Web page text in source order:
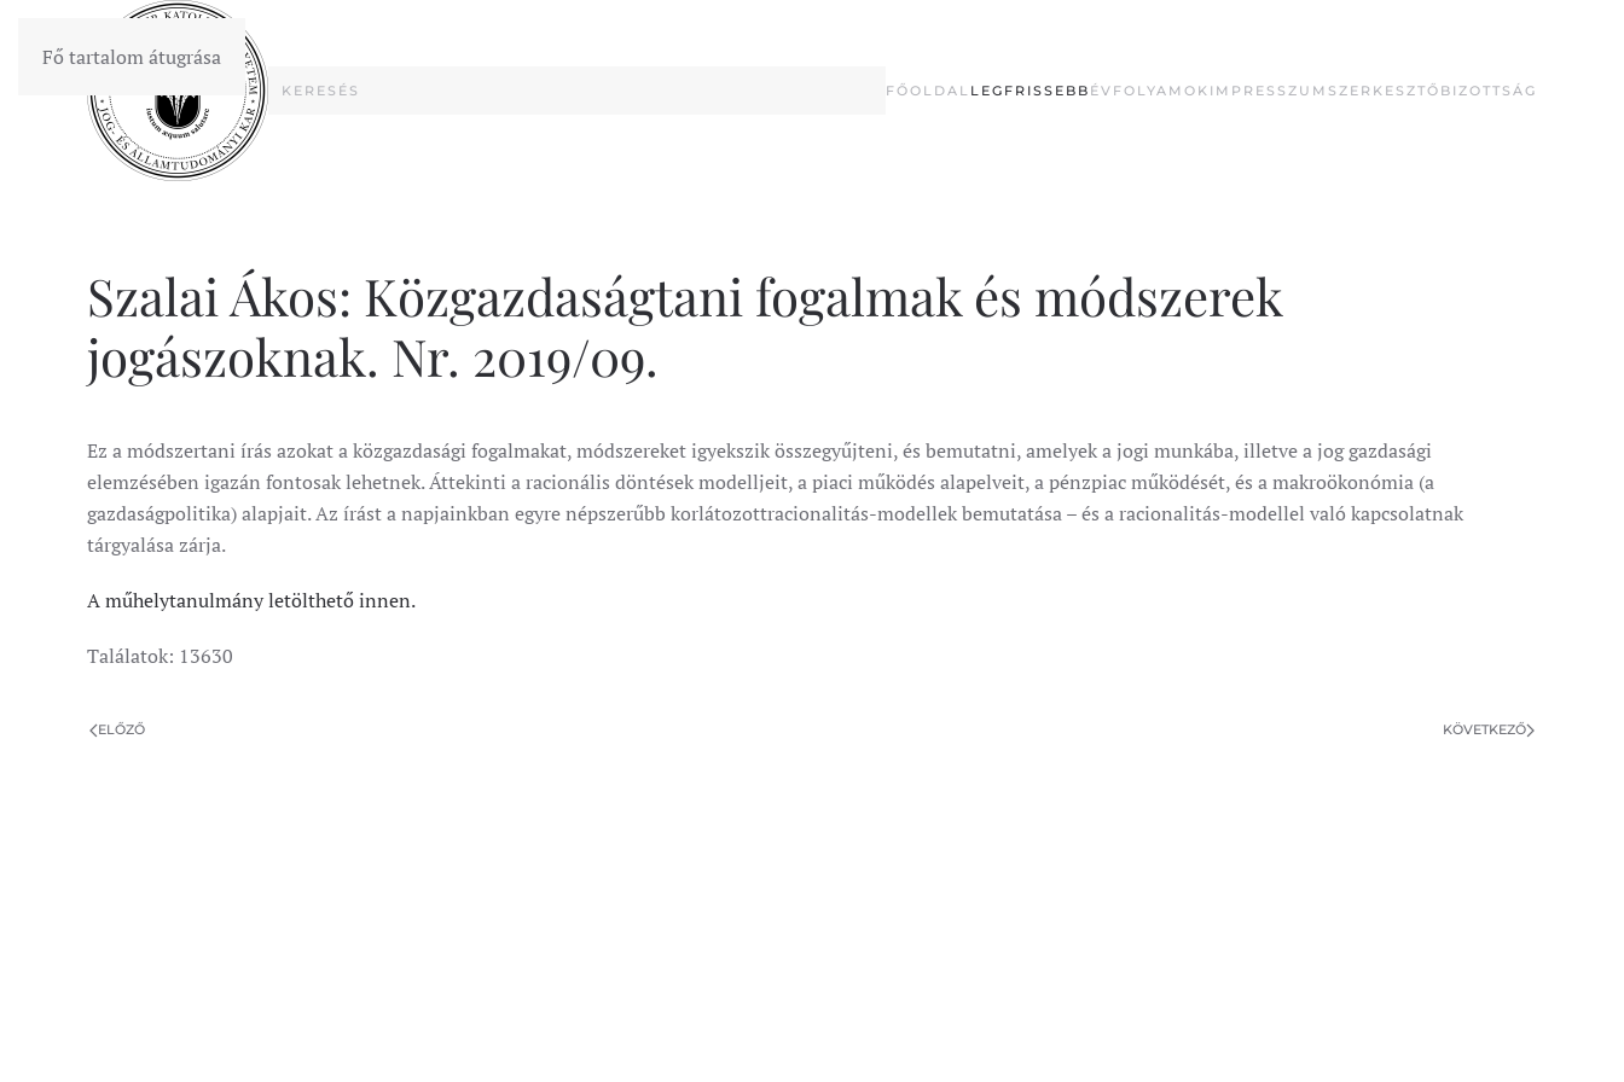
Fő tartalom átugrása
FŐOLDAL LEGFRISSEBB ÉVFOLYAMOK IMPRESSZUM SZERKESZTŐBIZOTTSÁG
Szalai Ákos: Közgazdaságtani fogalmak és módszerek
jogászoknak. Nr. 2019/09.
Ez a módszertani írás azokat a közgazdasági fogalmakat, módszereket igyekszik összegyűjteni, és bemutatni, amelyek a jogi munkába, illetve a jog gazdasági
elemzésében igazán fontosak lehetnek. Áttekinti a racionális döntések modelljeit, a piaci működés alapelveit, a pénzpiac működését, és a makroökonómia (a
gazdaságpolitika) alapjait. Az írást a napjainkban egyre népszerűbb korlátozottracionalitás-modellek bemutatása – és a racionalitás-modellel való kapcsolatnak
tárgyalása zárja.
A műhelytanulmány letölthető innen.
Találatok: 13630
ELŐZŐ KÖVETKEZŐ